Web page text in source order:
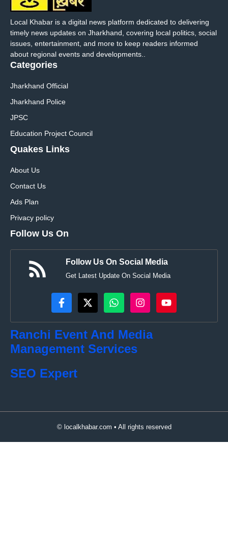
Local Khabar is a digital news platform dedicated to delivering
timely news updates on Jharkhand, covering local politics, social
issues, entertainment, and more to keep readers informed
about regional events and developments..
Categories
Jharkhand Official
Jharkhand Police
JPSC
Education Project Council
Quakes Links
About Us
Contact Us
Ads Plan
Privacy policy
Follow Us On
Follow Us On Social Media
Get Latest Update On Social Media
Ranchi Event And Media
Management Services
SEO Expert
© localkhabar.com • All rights reserved